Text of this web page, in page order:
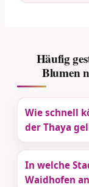
Häufig
Blumen
Wie schnell
der Thaya
In welche
Waidhofen